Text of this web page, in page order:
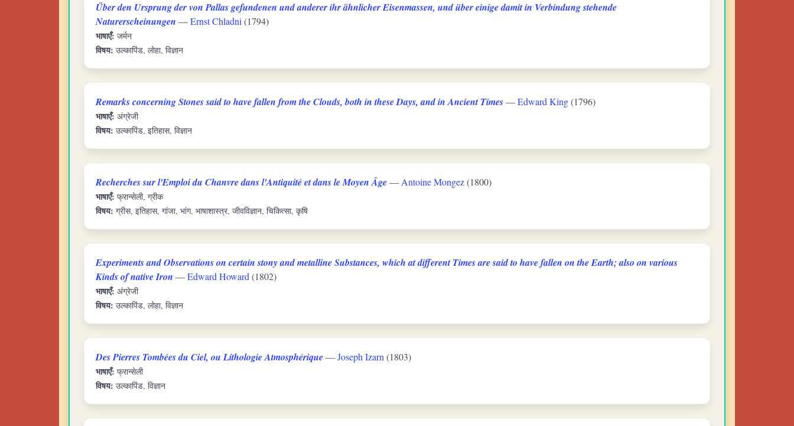
Über den Ursprung der von Pallas gefundenen und anderer ihr ähnlicher Eisenmassen, und über einige damit in Verbindung stehende
Naturerscheinungen —Ernst Chladni (1794)
भाषाएँ: जर्मन
विषय: उल्कापिंड, लोहा, विज्ञान
Remarks concerning Stones said to have fallen from the Clouds, both in these Days, and in Ancient Times—Edward King(1796)
भाषाएँ: अंग्रेजी
विषय: उल्कापिंड, इतिहास, विज्ञान
Recherches sur l'Emploi du Chanvre dans l'Antiquité et dans le Moyen Âge— Antoine Mongez(1800)
भाषाएँ: फ्रान्सेली, ग्रीक
विषय: ग्रीस, इतिहास, गांजा, भांग, भाषाशास्त्र, जीवविज्ञान, चिकित्सा, कृषि
Experiments and Observations on certain stony and metalline Substances, which at different Times are said to have fallen on the Earth; also on various
Kinds of native Iron —Edward Howard (1802)
भाषाएँ: अंग्रेजी
विषय: उल्कापिंड, लोहा, विज्ञान
Des Pierres Tombées du Ciel, ou Lithologie Atmosphérique—Joseph Izarn (1803)
भाषाएँ: फ्रान्सेली
विषय: उल्कापिंड, विज्ञान